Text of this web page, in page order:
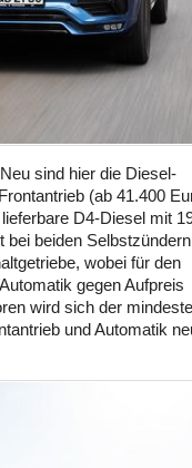
sind hier die Diesel-
(ab 41.400
D4-Diesel mit
bei beiden Selbstzündern
wobei für den
gegen Aufpreis
wird sich der
und Automatik